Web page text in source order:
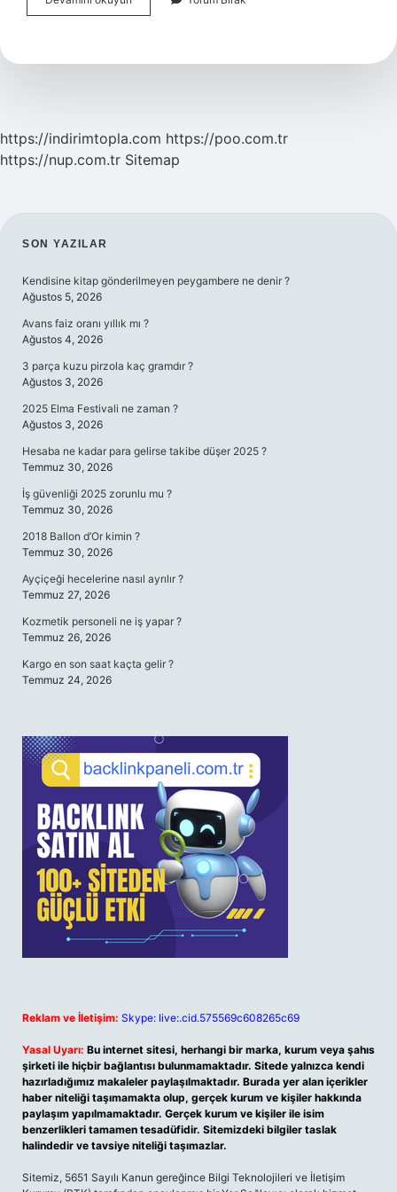
Tarım
Hangi
https://indirimtopla.com https://poo.com.tr
https://nup.com.tr Sitemap
SIDEBAR
SON YAZILAR
Kendisine kitap gönderilmeyen peygambere ne denir ?
Ağustos 5, 2026
Avans faiz oranı yıllık mı ?
Ağustos 4, 2026
3 parça kuzu pirzola kaç gramdır ?
Ağustos 3, 2026
2025 Elma Festivali ne zaman ?
Ağustos 3, 2026
Hesaba ne kadar para gelirse takibe düşer 2025 ?
Temmuz 30, 2026
İş güvenliği 2025 zorunlu mu ?
Temmuz 30, 2026
2018 Ballon d’Or kimin ?
Temmuz 30, 2026
Ayçiçeği hecelerine nasıl ayrılır ?
Temmuz 27, 2026
Kozmetik personeli ne iş yapar ?
Temmuz 26, 2026
Kargo en son saat kaçta gelir ?
Temmuz 24, 2026
Reklam ve İletişim: Skype: live:.cid.575569c608265c69
Yasal Uyarı: Bu internet sitesi, herhangi bir marka, kurum veya şahıs
şirketi ile hiçbir bağlantısı bulunmamaktadır. Sitede yalnızca kendi
hazırladığımız makaleler paylaşılmaktadır. Burada yer alan içerikler
haber niteliği taşımamakta olup, gerçek kurum ve kişiler hakkında
paylaşım yapılmamaktadır. Gerçek kurum ve kişiler ile isim
benzerlikleri tamamen tesadüfidir. Sitemizdeki bilgiler taslak
halindedir ve tavsiye niteliği taşımazlar.
Sitemiz, 5651 Sayılı Kanun gereğince Bilgi Teknolojileri ve İletişim